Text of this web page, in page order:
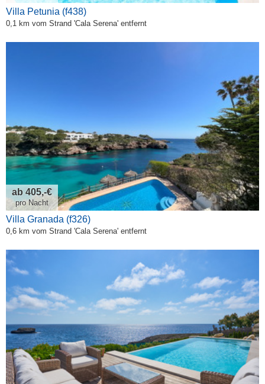
Villa Petunia (f438)
0,1 km vom Strand 'Cala Serena' entfernt
ab 405,-€
pro Nacht
Villa Granada (f326)
0,6 km vom Strand 'Cala Serena' entfernt